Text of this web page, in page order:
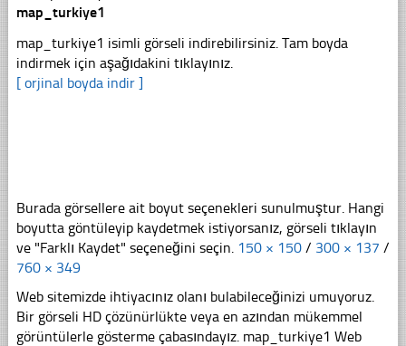
map_turkiye1
map_turkiye1 isimli görseli indirebilirsiniz. Tam boyda
indirmek için aşağıdakini tıklayınız.
[ orjinal boyda indir ]
Burada görsellere ait boyut seçenekleri sunulmuştur. Hangi
boyutta göntüleyip kaydetmek istiyorsanız, görseli tıklayın
ve "Farklı Kaydet" seçeneğini seçin. 150 × 150 / 300 × 137 /
760 × 349
Web sitemizde ihtiyacınız olanı bulabileceğinizi umuyoruz.
Bir görseli HD çözünürlükte veya en azından mükemmel
görüntülerle gösterme çabasındayız. map_turkiye1 Web